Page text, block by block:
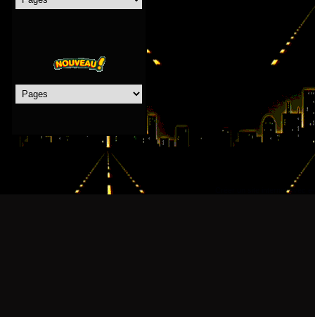
Créer un site internet avec